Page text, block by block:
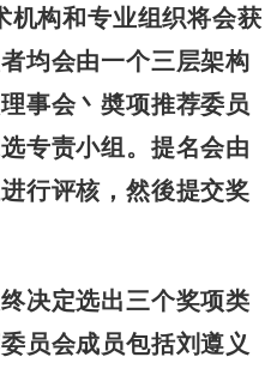
构和专业组织将会获
均会由一个三层架构
事会丶奬项推荐委员
专责小组。提名会由
行评核，然後提交奖
决定选出三个奖项类
员会成员包括刘遵义